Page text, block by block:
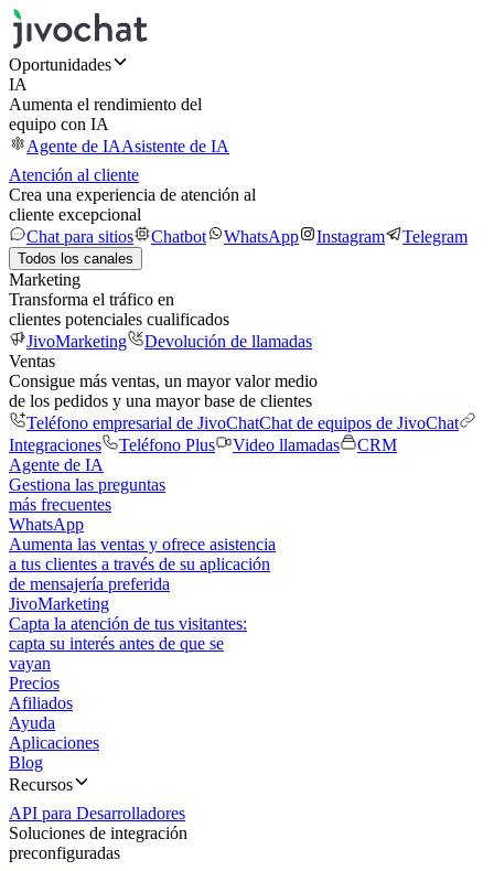
Oportunidades
IA
Aumenta el rendimiento del
equipo con IA
Agente de IAAsistente de IA
Atención al cliente
Crea una experiencia de atención al
cliente excepcional
Chat para sitios
Chatbot WhatsApp Instagram Telegram
Todos los canales
Marketing
Transforma el tráfico en
clientes potenciales cualificados
JivoMarketing
Devolución de llamadas
Ventas
Consigue más ventas, un mayor valor medio
de los pedidos y una mayor base de clientes
Teléfono empresarial de JivoChatChat de equipos de JivoChat
Integraciones
Teléfono Plus Video llamadas
CRM
Agente de IA
Gestiona las preguntas
más frecuentes
WhatsApp
Aumenta las ventas y ofrece asistencia
a tus clientes a través de su aplicación
de mensajería preferida
JivoMarketing
Capta la atención de tus visitantes:
capta su interés antes de que se
vayan
Precios
Afiliados
Ayuda
Aplicaciones
Blog
Recursos
API para Desarrolladores
Soluciones de integración
preconfiguradas